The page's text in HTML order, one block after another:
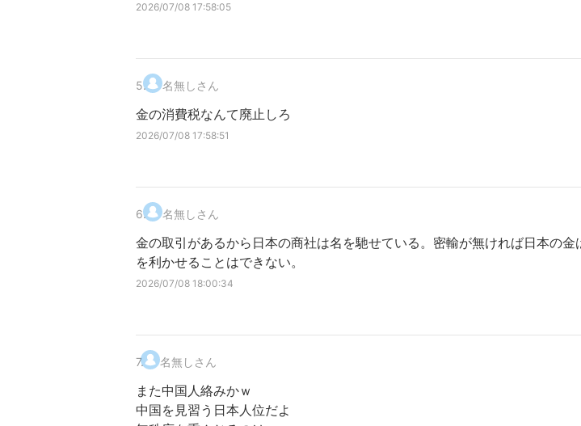
2026/07/08 17:58:05
5. 名無しさん
金の消費税なんて廃止しろ
2026/07/08 17:58:51
6. 名無しさん
金の取引があるから日本の商社は名を馳せている。密輸が無ければ日本の金
を利かせることはできない。
2026/07/08 18:00:34
7. 名無しさん
また中国人絡みかｗ
中国を見習う日本人位だよ